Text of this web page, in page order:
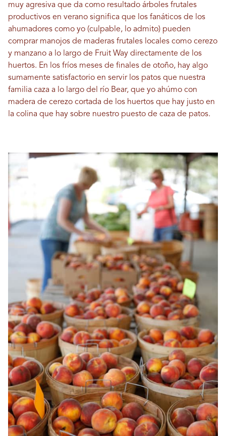
muy agresiva que da como resultado árboles frutales
productivos en verano significa que los fanáticos de los
ahumadores como yo (culpable, lo admito) pueden
comprar manojos de maderas frutales locales como cerezo
y manzano a lo largo de Fruit Way directamente de los
huertos. En los fríos meses de finales de otoño, hay algo
sumamente satisfactorio en servir los patos que nuestra
familia caza a lo largo del río Bear, que yo ahúmo con
madera de cerezo cortada de los huertos que hay justo en
la colina que hay sobre nuestro puesto de caza de patos.